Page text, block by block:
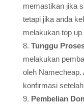
memastikan jika
tetapi jika anda
melakukan top
Tunggu
melakukan
oleh Namecheap.
konfirmasi
Pembelian